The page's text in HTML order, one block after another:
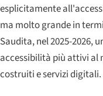
esplicitamente
ma molto grande in
Saudita, nel 2025-2026,
accessibilità più attivi al
costruiti e servizi digitali.